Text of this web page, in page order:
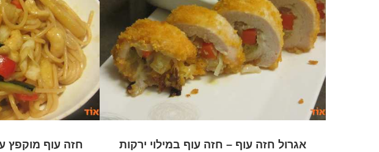
אגרול חזה עוף – חזה עוף במילוי ירקות
חזה עוף מוקפץ